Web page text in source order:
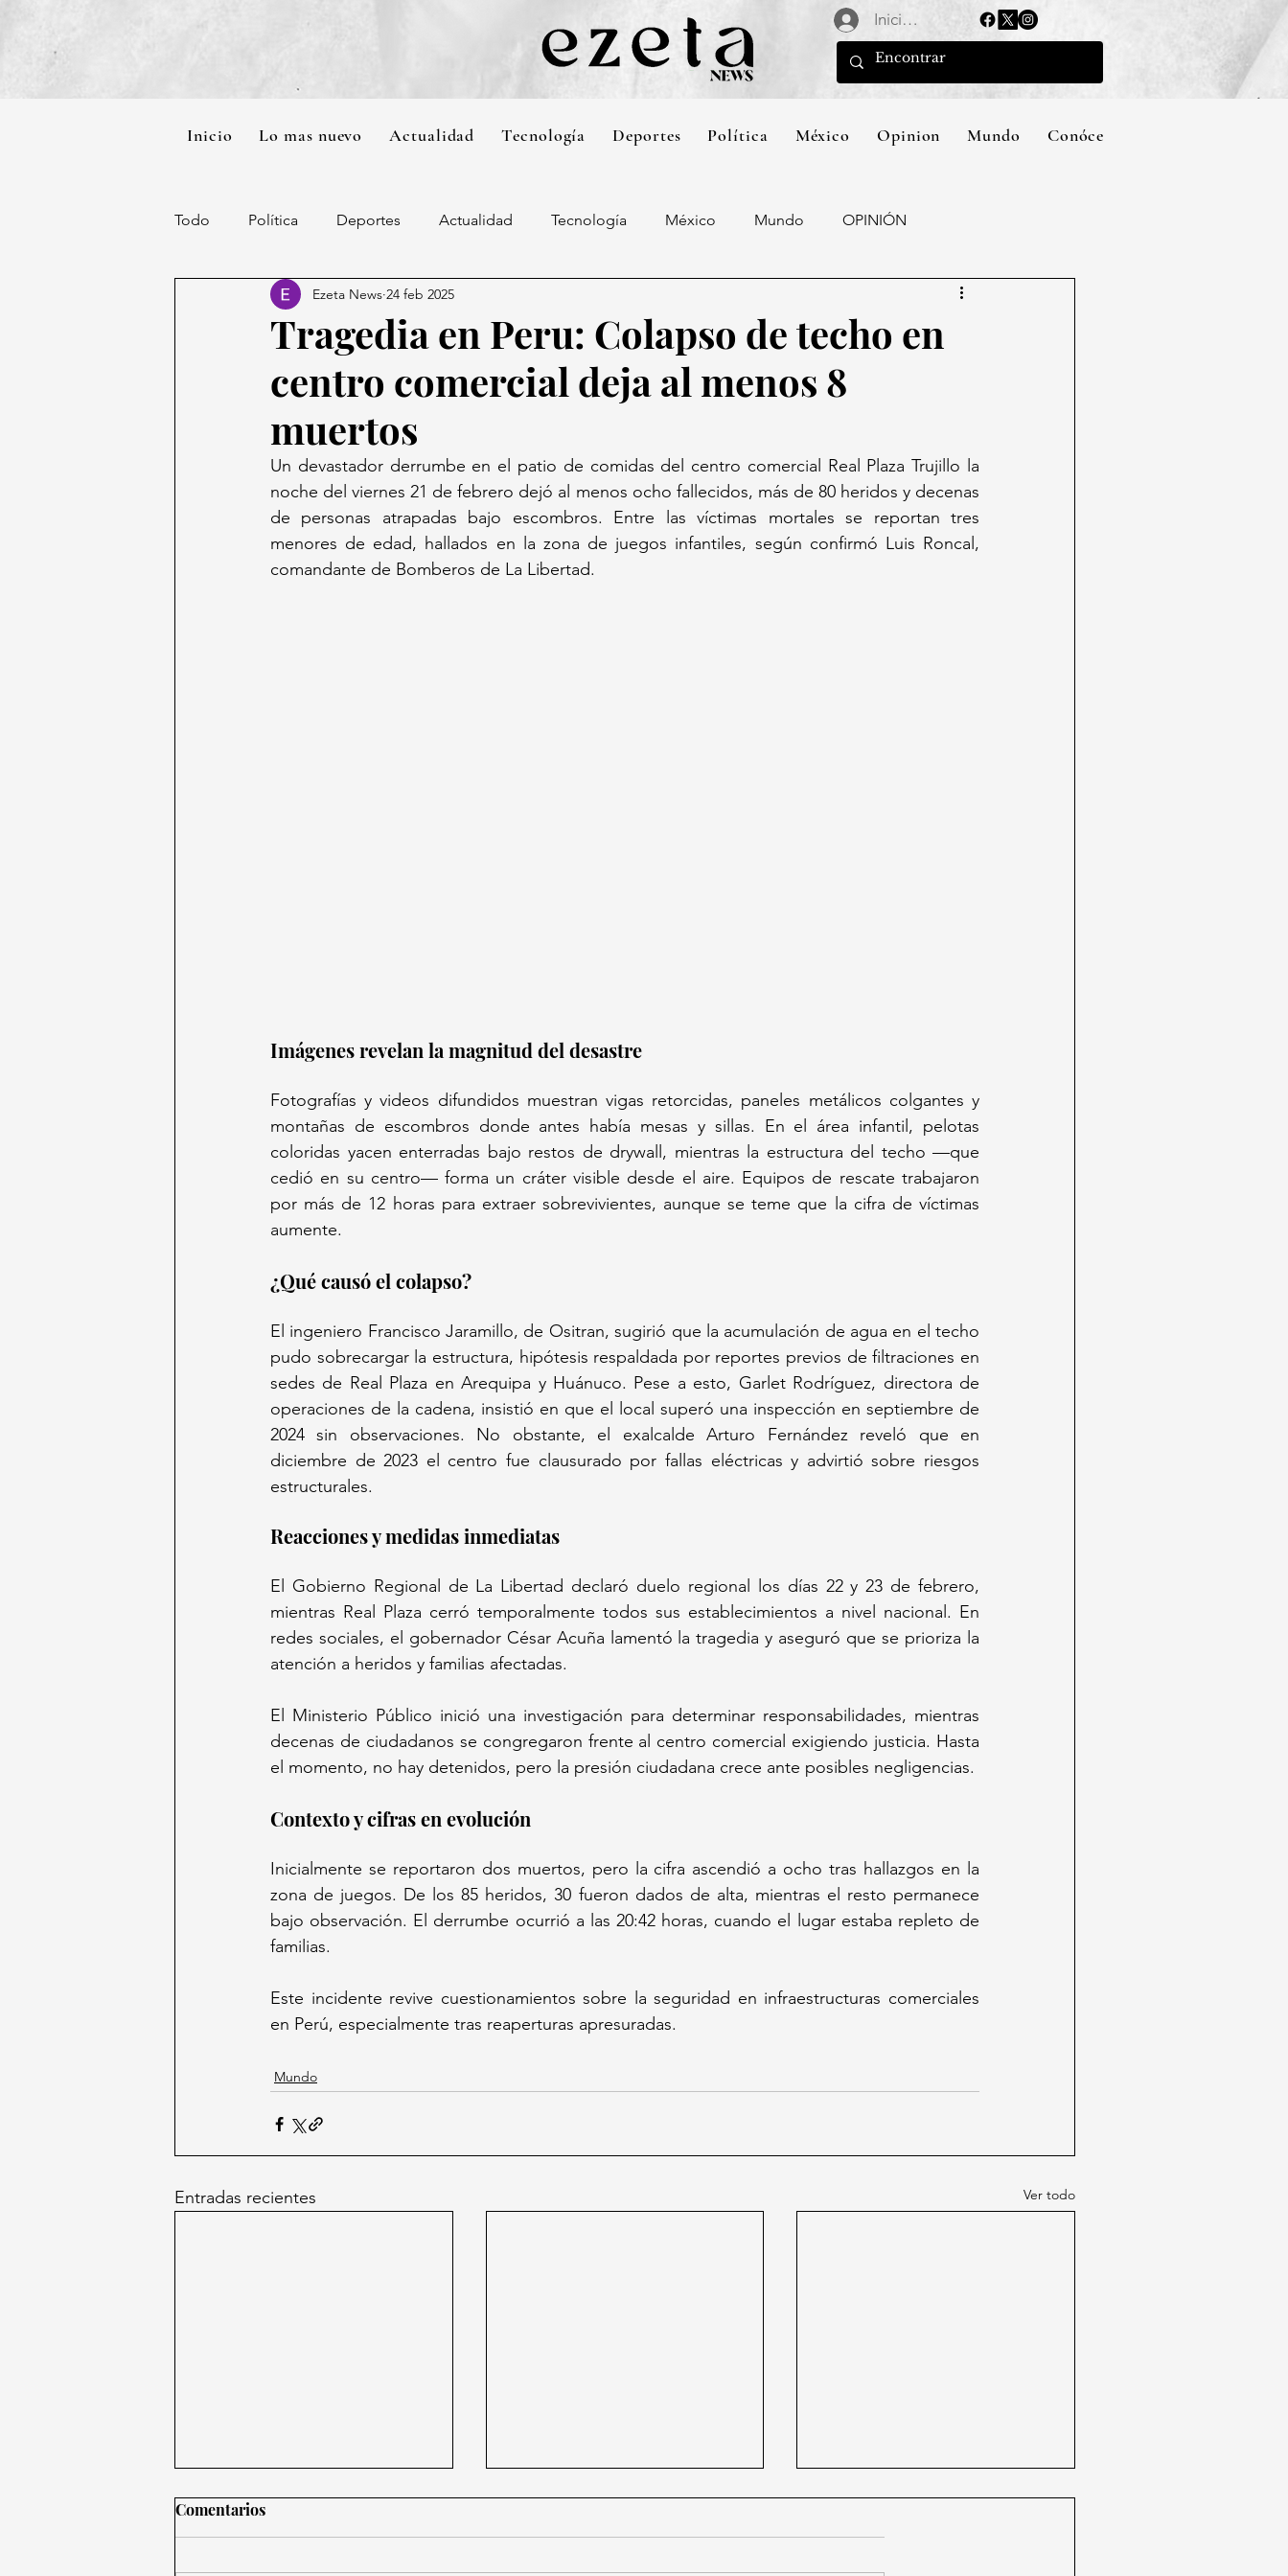
Iniciar sesión
Inicio Lo mas nuevo Actualidad Tecnología Deportes Política México Opinion Mundo Conócenos
Todo Política Deportes Actualidad Tecnología México Mundo OPINIÓN
Tragedia en Peru: Colapso de techo en
centro comercial deja al menos 8
muertos
Ezeta News 24 feb 2025
Un devastador derrumbe en el patio de comidas del centro comercial Real Plaza Trujillo la
noche del viernes 21 de febrero dejó al menos ocho fallecidos, más de 80 heridos y decenas
de personas atrapadas bajo escombros. Entre las víctimas mortales se reportan tres
menores de edad, hallados en la zona de juegos infantiles, según confirmó Luis Roncal,
comandante de Bomberos de La Libertad.
Imágenes revelan la magnitud del desastre
Fotografías y videos difundidos muestran vigas retorcidas, paneles metálicos colgantes y
montañas de escombros donde antes había mesas y sillas. En el área infantil, pelotas
coloridas yacen enterradas bajo restos de drywall, mientras la estructura del techo —que
cedió en su centro— forma un cráter visible desde el aire. Equipos de rescate trabajaron
por más de 12 horas para extraer sobrevivientes, aunque se teme que la cifra de víctimas
aumente.
¿Qué causó el colapso?
El ingeniero Francisco Jaramillo, de Ositran, sugirió que la acumulación de agua en el techo
pudo sobrecargar la estructura, hipótesis respaldada por reportes previos de filtraciones en
sedes de Real Plaza en Arequipa y Huánuco. Pese a esto, Garlet Rodríguez, directora de
operaciones de la cadena, insistió en que el local superó una inspección en septiembre de
2024 sin observaciones. No obstante, el exalcalde Arturo Fernández reveló que en
diciembre de 2023 el centro fue clausurado por fallas eléctricas y advirtió sobre riesgos
estructurales.
Reacciones y medidas inmediatas
El Gobierno Regional de La Libertad declaró duelo regional los días 22 y 23 de febrero,
mientras Real Plaza cerró temporalmente todos sus establecimientos a nivel nacional. En
redes sociales, el gobernador César Acuña lamentó la tragedia y aseguró que se prioriza la
atención a heridos y familias afectadas.
El Ministerio Público inició una investigación para determinar responsabilidades, mientras
decenas de ciudadanos se congregaron frente al centro comercial exigiendo justicia. Hasta
Contexto y cifras en evolución
Inicialmente se reportaron dos muertos, pero la cifra ascendió a ocho tras hallazgos en la
zona de juegos. De los 85 heridos, 30 fueron dados de alta, mientras el resto permanece
bajo observación. El derrumbe ocurrió a las 20:42 horas, cuando el lugar estaba repleto de
familias.
Este incidente revive cuestionamientos sobre la seguridad en infraestructuras comerciales
en Perú, especialmente tras reaperturas apresuradas.
Mundo
Entradas recientes Ver todo
Comentarios